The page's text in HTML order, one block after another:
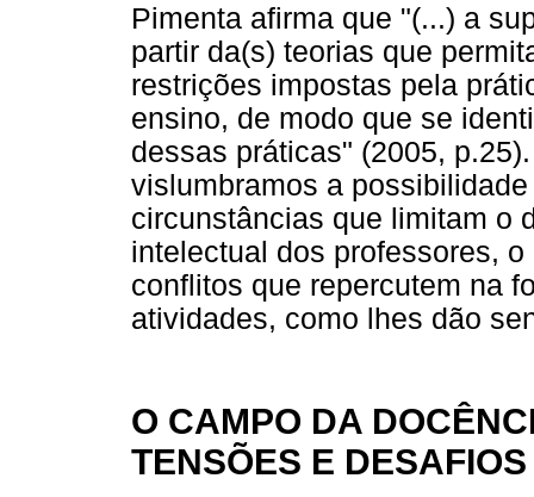
Pimenta afirma que "(...) a
partir da(s) teorias que
restrições impostas pela
ensino, de modo que se
dessas práticas" (2005,
vislumbramos a
circunstâncias que limitam o
intelectual dos professores,
conflitos que repercutem na
atividades, como lhes dão
O CAMPO DA
TENSÕES E DESAFIOS